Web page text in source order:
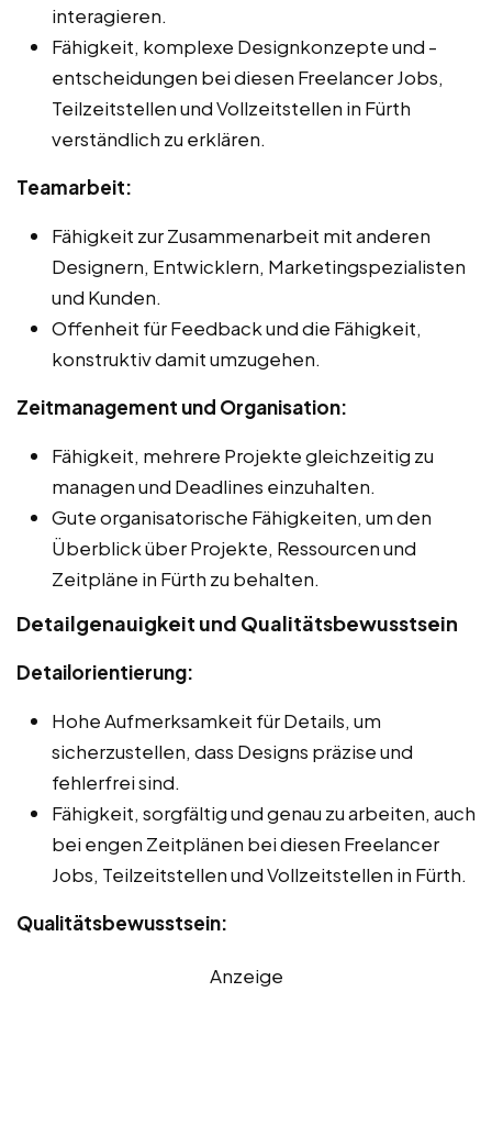
interagieren.
Fähigkeit, komplexe Designkonzepte und -
entscheidungen bei diesen Freelancer Jobs,
Teilzeitstellen und Vollzeitstellen in Fürth
verständlich zu erklären.
Teamarbeit:
Fähigkeit zur Zusammenarbeit mit anderen
Designern, Entwicklern, Marketingspezialisten
und Kunden.
Offenheit für Feedback und die Fähigkeit,
konstruktiv damit umzugehen.
Zeitmanagement und Organisation:
Fähigkeit, mehrere Projekte gleichzeitig zu
managen und Deadlines einzuhalten.
Gute organisatorische Fähigkeiten, um den
Überblick über Projekte, Ressourcen und
Zeitpläne in Fürth zu behalten.
Detailgenauigkeit und Qualitätsbewusstsein
Detailorientierung:
Hohe Aufmerksamkeit für Details, um
sicherzustellen, dass Designs präzise und
fehlerfrei sind.
Fähigkeit, sorgfältig und genau zu arbeiten, auch
bei engen Zeitplänen bei diesen Freelancer
Jobs, Teilzeitstellen und Vollzeitstellen in Fürth.
Qualitätsbewusstsein:
Anzeige